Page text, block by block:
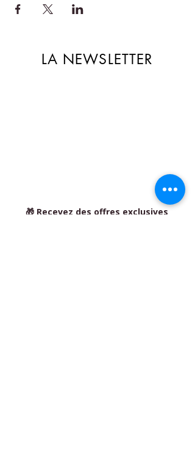
LA NEWSLETTER
🎁 Recevez des offres exclusives